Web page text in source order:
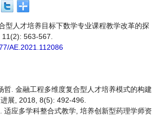
型人才培养目标下数学专业课程教学改革的探
563-567.
AE.2021.112086
哲. 金融工程多维度复合型人才培养模式的构建
展, 2018, 8(5): 492-496.
适应多学科整合式教学, 培养创新型药理学师资